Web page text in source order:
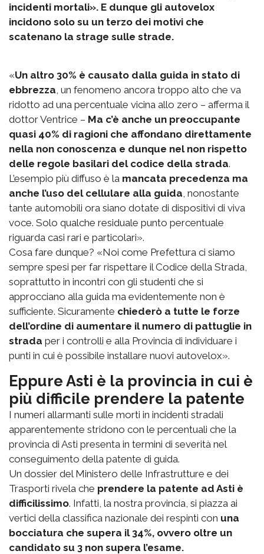
incidenti mortali». E dunque gli autovelox
incidono solo su un terzo dei motivi che
scatenano la strage sulle strade.
«Un altro 30% è causato dalla guida in stato di
ebbrezza , un fenomeno ancora troppo alto che va
ridotto ad una percentuale vicina allo zero – afferma il
dottor Ventrice – Ma c’è anche un preoccupante
quasi 40% di ragioni che affondano direttamente
nella non conoscenza e dunque nel non rispetto
delle regole basilari del codice della strada.
L’esempio più diffuso è la mancata precedenza ma
anche l’uso del cellulare alla guida , nonostante
tante automobili ora siano dotate di dispositivi di viva
voce. Solo qualche residuale punto percentuale
riguarda casi rari e particolari».
Cosa fare dunque? «Noi come Prefettura ci siamo
sempre spesi per far rispettare il Codice della Strada,
soprattutto in incontri con gli studenti che si
approcciano alla guida ma evidentemente non è
sufficiente. Sicuramente chiederò a tutte le forze
dell’ordine di aumentare il numero di pattuglie in
strada per i controlli e alla Provincia di individuare i
punti in cui è possibile installare nuovi autovelox».
Eppure Asti è la provincia in cui è
più difficile prendere la patente
I numeri allarmanti sulle morti in incidenti stradali
apparentemente stridono con le percentuali che la
provincia di Asti presenta in termini di severità nel
conseguimento della patente di guida.
Un dossier del Ministero delle Infrastrutture e dei
Trasporti rivela che prendere la patente ad Asti è
difficilissimo. Infatti, la nostra provincia, si piazza ai
vertici della classifica nazionale dei respinti con una
bocciatura che supera il 34%, ovvero oltre un
candidato su 3 non supera l’esame.